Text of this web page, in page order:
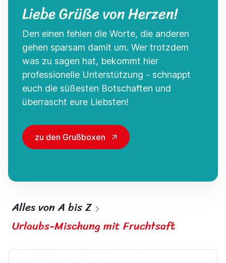
Liebe Grüße von Herzen!
Den einen fehlen die Worte, die anderen
gehen sparsam damit um. Wer trotzdem
was zu sagen hat, bekommt hier
professionelle Unterstützung - schnappt
euch die süßesten Botschaften und
überrascht eure Liebsten!
zu den Grußboxen
Alles von A bis Z
Urlaubs-Mischung mit Fruchtsaft